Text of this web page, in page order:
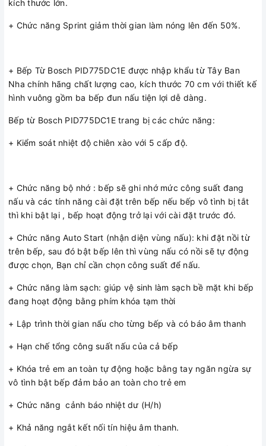
Thông số kỹ thuật
Nhãn hiệu
Bosch
Mã sản phẩm
PID775DC1E
Kích thước bếp (chiều cao,
chiều rộng, chiều sâu)
Kích thước vùng nấu 1 :
210; 260; 320 mm
Kích thước vùng nấu thứ 2
145 mm
Kích thước vùng nấu thứ 3
:
210 mm
Công suất vùng nấu 1
2.2; 2,6; 3.3 kW
Công suất vùng nấu 2
1,4 kW
Công suất vùng nấu 3 :
1,8 kW
Trọng lượng tịnh (kg) :
15 kg
kích thước lớn.
+ Chức năng Sprint giảm thời gian làm nóng lên đến 50%.
+ Bếp Từ Bosch PID775DC1E được nhập khẩu từ Tây Ban
Nha chính hãng chất lượng cao, kích thước 70 cm với thiết kế
hình vuông gồm ba bếp đun nấu tiện lợi dễ dàng.
Bếp từ Bosch PID775DC1E trang bị các chức năng:
+ Kiểm soát nhiệt độ chiên xào với 5 cấp độ.
+ Chức năng bộ nhớ : bếp sẽ ghi nhớ mức công suất đang
nấu và các tính năng cài đặt trên bếp nếu bếp vô tình bị tắt
thì khi bật lại , bếp hoạt động trở lại với cài đặt trước đó.
+ Chức năng Auto Start (nhận diện vùng nấu): khi đặt nồi từ
trên bếp, sau đó bật bếp lên thì vùng nấu có nồi sẽ tự động
được chọn, Bạn chỉ cần chọn công suất để nấu.
+ Chức năng làm sạch: giúp vệ sinh làm sạch bề mặt khi bếp
đang hoạt động bằng phím khóa tạm thời
+ Lập trình thời gian nấu cho từng bếp và có báo âm thanh
+ Hạn chế tổng công suất nấu của cả bếp
+ Khóa trẻ em an toàn tự động hoặc bằng tay ngăn ngừa sự
vô tình bật bếp đảm bảo an toàn cho trẻ em
+ Chức năng cảnh báo nhiệt dư (H/h)
+ Khả năng ngắt kết nối tín hiệu âm thanh.